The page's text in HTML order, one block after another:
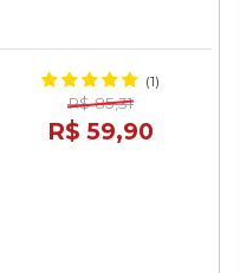
(1)
R$ 85,31
R$ 59,90